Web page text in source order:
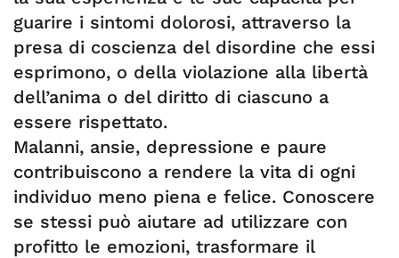
guarire i sintomi dolorosi, attraverso la
presa di coscienza del disordine che essi
esprimono, o della violazione alla libertà
dell’anima o del diritto di ciascuno a
essere rispettato.
Malanni, ansie, depressione e paure
contribuiscono a rendere la vita di ogni
individuo meno piena e felice. Conoscere
se stessi può aiutare ad utilizzare con
profitto le emozioni, trasformare il